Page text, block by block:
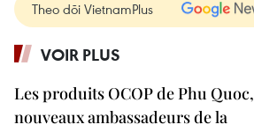
Theo dõi VietnamPlus
VOIR PLUS
Les produits OCOP de Phu Quoc,
nouveaux ambassadeurs de la